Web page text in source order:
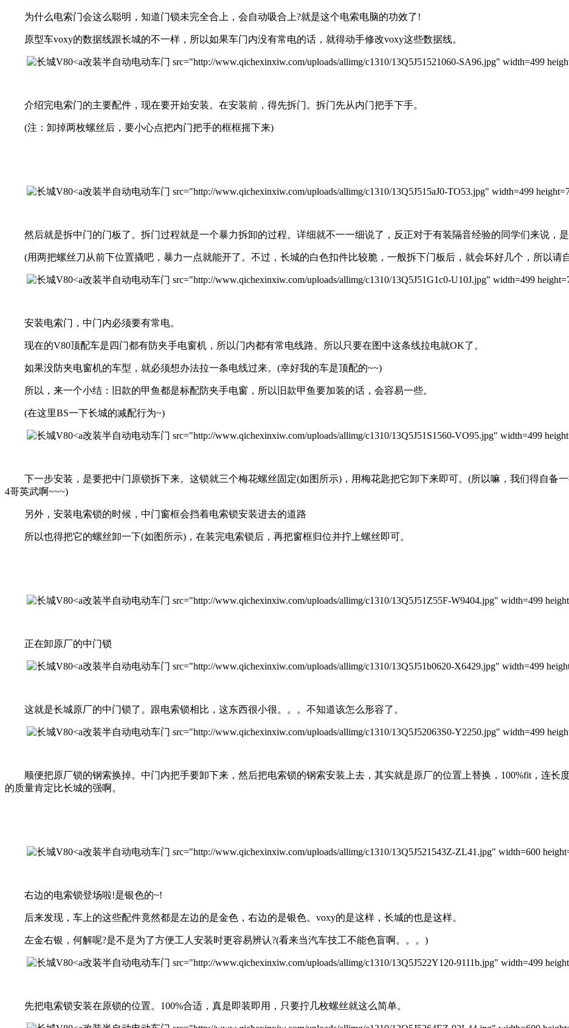
为什么电索门会这么聪明，知道门锁未完全合上，会自动吸合上?就是这个电索电脑的功效了!
原型车voxy的数据线跟长城的不一样，所以如果车门内没有常电的话，就得动手修改voxy这些数据线。
改装半自动电动车门 src="http://www.qichexinxiw.com/uploads/allimg/c1310/13Q5J51521060-SA96.jpg" width=499
介绍完电索门的主要配件，现在要开始安装。在安装前，得先拆门。拆门先从内门把手下手。
(注：卸掉两枚螺丝后，要小心点把内门把手的框框摇下来)
改装半自动电动车门 src="http://www.qichexinxiw.com/uploads/allimg/c1310/13Q5J515aJ0-TO53.jpg" width=499
然后就是拆中门的门板了。拆门过程就是一个暴力拆卸的过程。详细就不一一细说了，反正对于有装隔音经验的同学们来说，是
(用两把螺丝刀从前下位置撬吧，暴力一点就能开了。不过，长城的白色扣件比较脆，一般拆下门板后，就会坏好几个，所以请
改装半自动电动车门 src="http://www.qichexinxiw.com/uploads/allimg/c1310/13Q5J51G1c0-U10J.jpg" width=499
安装电索门，中门内必须要有常电。
现在的V80顶配车是四门都有防夹手电窗机，所以门内都有常电线路。所以只要在图中这条线拉电就OK了。
如果没防夹电窗机的车型，就必须想办法拉一条电线过来。(幸好我的车是顶配的~~)
所以，来一个小结：旧款的甲鱼都是标配防夹手电窗，所以旧款甲鱼要加装的话，会容易一些。
(在这里BS一下长城的减配行为~)
改装半自动电动车门 src="http://www.qichexinxiw.com/uploads/allimg/c1310/13Q5J51S1560-VO95.jpg" width=499
下一步安装，是要把中门原锁拆下来。这锁就三个梅花螺丝固定(如图所示)，用梅花匙把它卸下来即可。(所以嘛，我们得自备一
4哥英武啊~~~)
另外，安装电索锁的时候，中门窗框会挡着电索锁安装进去的道路
所以也得把它的螺丝卸一下(如图所示)，在装完电索锁后，再把窗框归位并拧上螺丝即可。
改装半自动电动车门 src="http://www.qichexinxiw.com/uploads/allimg/c1310/13Q5J51Z55F-W9404.jpg" width=499
正在卸原厂的中门锁
改装半自动电动车门 src="http://www.qichexinxiw.com/uploads/allimg/c1310/13Q5J51b0620-X6429.jpg" width=499
这就是长城原厂的中门锁了。跟电索锁相比，这东西很小很。。。不知道该怎么形容了。
改装半自动电动车门 src="http://www.qichexinxiw.com/uploads/allimg/c1310/13Q5J52063S0-Y2250.jpg" width=499
顺便把原厂锁的钢索换掉。中门内把手要卸下来，然后把电索锁的钢索安装上去，其实就是原厂的位置上替换，100%fit，连长
的质量肯定比长城的强啊。
改装半自动电动车门 src="http://www.qichexinxiw.com/uploads/allimg/c1310/13Q5J521543Z-ZL41.jpg" width=600
右边的电索锁登场啦!是银色的~!
后来发现，车上的这些配件竟然都是左边的是金色，右边的是银色。voxy的是这样，长城的也是这样。
左金右银，何解呢?是不是为了方便工人安装时更容易辨认?(看来当汽车技工不能色盲啊。。。)
改装半自动电动车门 src="http://www.qichexinxiw.com/uploads/allimg/c1310/13Q5J522Y120-9111b.jpg" width=499
先把电索锁安装在原锁的位置。100%合适，真是即装即用，只要拧几枚螺丝就这么简单。